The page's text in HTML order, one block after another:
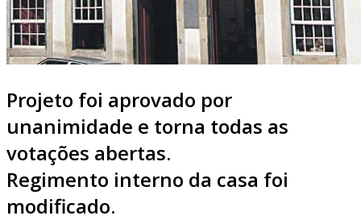
Projeto foi aprovado por
unanimidade e torna todas as
votações abertas.
Regimento interno da casa foi
modificado.